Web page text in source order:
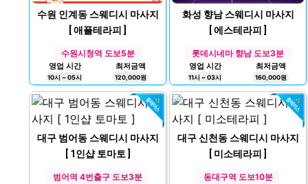
수원 인계동 스웨디시 마사지
[ 애플테라피 ]
수원시청역 도보5분
영업 시간
10시 ~ 05시
최저금액
120,000원
화성 향남 스웨디시 마사지
[ 에스테라피 ]
롯데시네마 향남 도보3분
영업 시간
11시 ~ 03시
최저금액
160,000원
대구 범어동 스웨디시 마사지
[ 1인샵 토마토 ]
범어역 4번출구 도보3분
대구 신천동 스웨디시 마사지
[ 미소테라피 ]
동대구역 도보10분